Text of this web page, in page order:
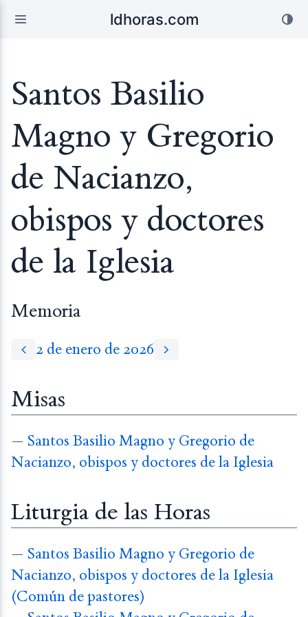
ldhoras.com
Santos Basilio
Magno y Gregorio
de Nacianzo,
obispos y doctores
de la Iglesia
Memoria
2 de enero de 2026
Misas
— Santos Basilio Magno y Gregorio de
Nacianzo, obispos y doctores de la Iglesia
Liturgia de las Horas
— Santos Basilio Magno y Gregorio de
Nacianzo, obispos y doctores de la Iglesia
(Común de pastores)